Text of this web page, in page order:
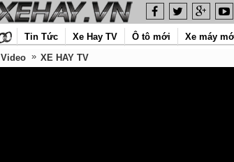
Tin Tức Xe Hay TV Ô tô mới Xe máy
Video
XE HAY TV